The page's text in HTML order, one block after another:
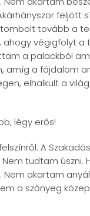
feljött
tovább a
ahogy végigfolyt
a palackból
amíg a fájdalom
elhalkult a
légy erős!
A
tudtam
akartam
a szőnyeg